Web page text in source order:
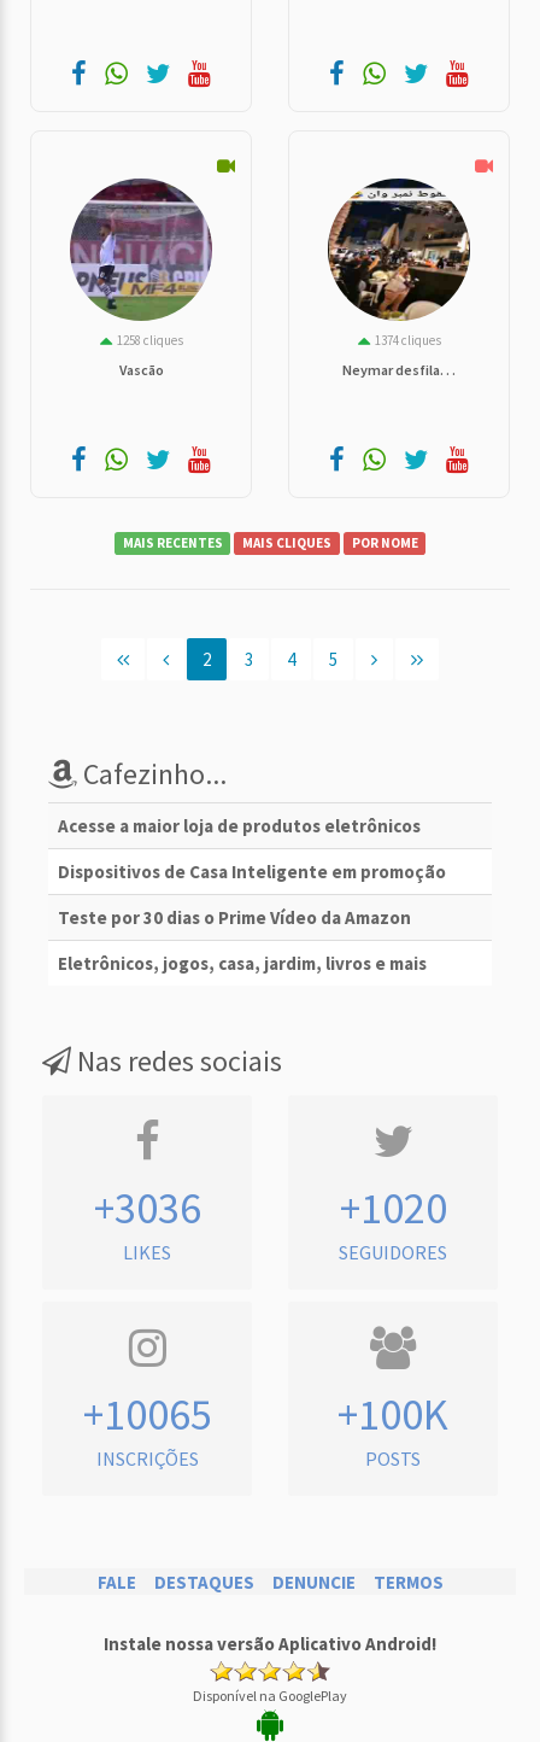
1258 cliques
Vascão
1374 cliques
Neymar desfila. . .
MAIS RECENTES MAIS CLIQUES POR NOME
2 3 4 5
Cafezinho...
Acesse a maior loja de produtos eletrônicos
Dispositivos de Casa Inteligente em promoção
Teste por 30 dias o Prime Vídeo da Amazon
Eletrônicos, jogos, casa, jardim, livros e mais
Nas redes sociais
+3036
LIKES
+1020
SEGUIDORES
+10065
INSCRIÇÕES
+100K
POSTS
FALE DESTAQUES DENUNCIE TERMOS
Instale nossa versão Aplicativo Android!
Disponível na GooglePlay